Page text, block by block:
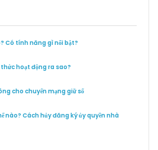
Có tính năng gì nổi bật?
hoạt động ra sao?
cho chuyển mạng giữ số
nào? Cách hủy đăng ký ủy quyền nhà